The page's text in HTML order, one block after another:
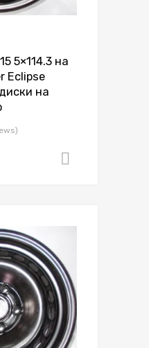
5×114.3 на
Eclipse
на